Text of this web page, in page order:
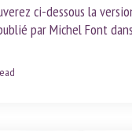
ci-dessous la
par Michel Font